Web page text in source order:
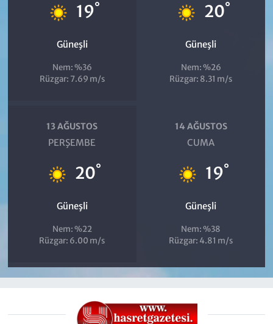
19°
Güneşli
Nem: %36
Rüzgar: 7.69 m/s
20°
Güneşli
Nem: %26
Rüzgar: 8.31 m/s
13 AĞUSTOS
PERŞEMBE
20°
Güneşli
Nem: %22
Rüzgar: 6.00 m/s
14 AĞUSTOS
CUMA
19°
Güneşli
Nem: %38
Rüzgar: 4.81 m/s